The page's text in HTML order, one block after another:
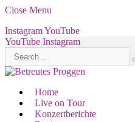
Close Menu
InstagramYouTube
YouTube Instagram
Home
Live on Tour
Konzertberichte